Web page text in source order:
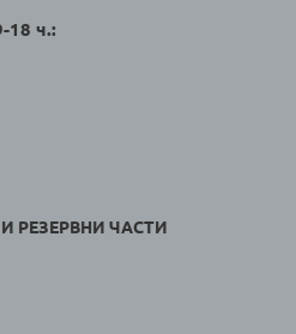
18 ч.:
РЕЗЕРВНИ ЧАСТИ